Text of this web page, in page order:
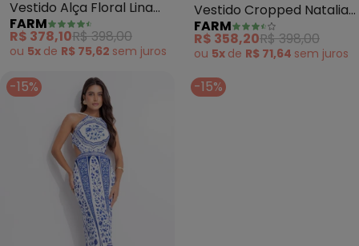
Vestido Alça Floral Lina
(Bege)
FARM
R$ 378,10R$ 398,00
ou 5x de R$ 75,62 semjuros
Vestido Cropped Natalia
(Bege)
FARM
R$ 358,20R$ 398,00
ou 5x de R$ 71,64 sem juros
-15% -15%